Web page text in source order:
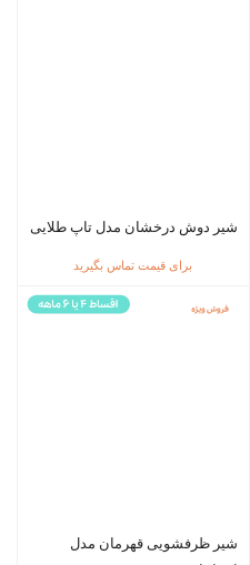
شیر دوش درخشان مدل تاپ طلایی
برای قیمت تماس بگیرید
شیر ظرفشویی قهرمان مدل